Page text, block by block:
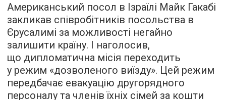
Американський посол в Ізраїлі Майк Гакабі
закликав співробітників посольства в
Єрусалимі за можливості негайно
залишити країну. І наголосив,
що дипломатична місія переходить
у режим «дозволеного виїзду». Цей режим
передбачає евакуацію другорядного
персоналу та членів їхніх сімей за кошти